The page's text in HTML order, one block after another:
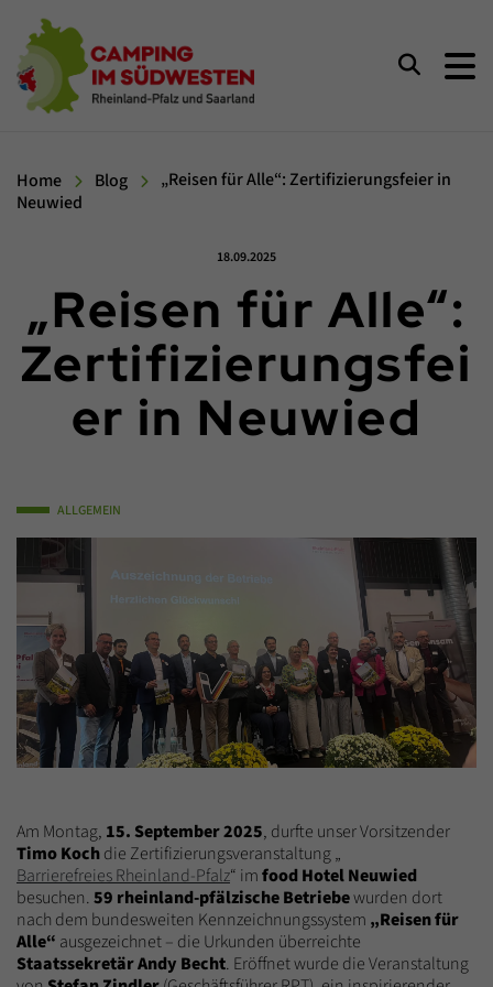
Suchen
Home Blog
„Reisen für Alle“: Zertifizierungsfeier in
Neuwied
Veröffentlicht am:
18.09.2025
„Reisen für Alle“:
Zertifizierungsfei
er in Neuwied
ALLGEMEIN
Am Montag, 15. September 2025, durfte unser Vorsitzender
Timo Kochdie Zertifizierungsveranstaltung „
Barrierefreies Rheinland-Pfalz“ imfood Hotel Neuwied
besuchen.59 rheinland-pfälzische Betriebewurden dort
nach dem bundesweiten Kennzeichnungssystem „Reisen für
Alle“ ausgezeichnet – die Urkunden überreichte
Staatssekretär Andy Becht. Eröffnet wurde die Veranstaltung